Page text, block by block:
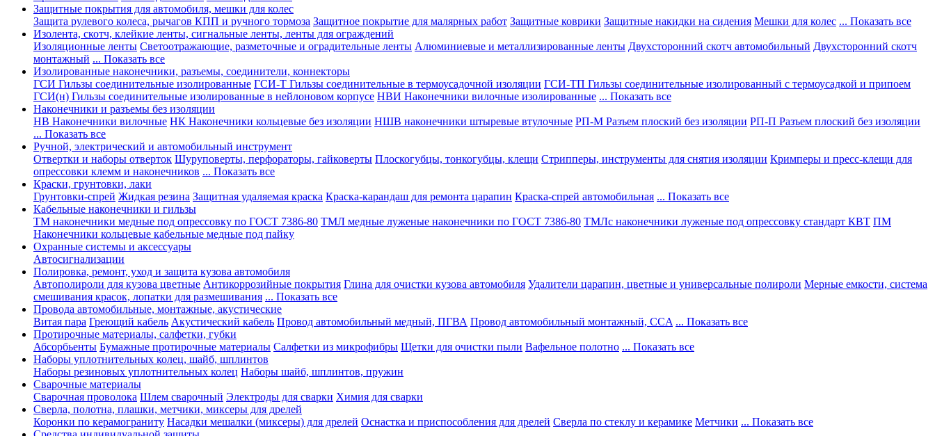
Защитные покрытия для автомобиля, мешки для колес
Защита рулевого колеса, рычагов КПП и ручного тормоза Защитное покрытие для малярных работ Защитные коврики Защитные накидки на сидения Мешки для колес ... Показать все
Изолента, скотч, клейкие ленты, сигнальные ленты, ленты для ограждений
Изоляционные ленты Светоотражающие, разметочные и оградительные ленты Алюминиевые и металлизированные ленты Двухсторонний скотч автомобильный Двухсторонний скотч
монтажный ... Показать все
Изолированные наконечники, разъемы, соединители, коннекторы
ГСИ Гильзы соединительные изолированные ГСИ-Т Гильзы соединительные в термоусадочной изоляции ГСИ-ТП Гильзы соединительные изолированный с термоусадкой и припоем
ГСИ(н) Гильзы соединительные изолированные в нейлоновом корпусе НВИ Наконечники вилочные изолированные ... Показать все
Наконечники и разъемы без изоляции
НВ Наконечники вилочные НК Наконечники кольцевые без изоляции НШВ наконечники штыревые втулочные РП-М Разъем плоский без изоляции РП-П Разъем плоский без изоляции
... Показать все
Ручной, электрический и автомобильный инструмент
Отвертки и наборы отверток Шуруповерты, перфораторы, гайковерты Плоскогубцы, тонкогубцы, клещи Стрипперы, инструменты для снятия изоляции Кримперы и пресс-клещи для
опрессовки клемм и наконечников ... Показать все
Краски, грунтовки, лаки
Грунтовки-спрей Жидкая резина Защитная удаляемая краска Краска-карандаш для ремонта царапин Краска-спрей автомобильная ... Показать все
Кабельные наконечники и гильзы
ТМ наконечники медные под опрессовку по ГОСТ 7386-80 ТМЛ медные луженые наконечники по ГОСТ 7386-80 ТМЛс наконечники луженые под опрессовку стандарт КВТ ПМ
Наконечники кольцевые кабельные медные под пайку
Охранные системы и аксессуары
Автосигнализации
Полировка, ремонт, уход и защита кузова автомобиля
Автополироли для кузова цветные Антикоррозийные покрытия Глина для очистки кузова автомобиля Удалители царапин, цветные и универсальные полироли Мерные емкости, система
смешивания красок, лопатки для размешивания ... Показать все
Провода автомобильные, монтажные, акустические
Витая пара Греющий кабель Акустический кабель Провод автомобильный медный, ПГВА Провод автомобильный монтажный, CCA ... Показать все
Протирочные материалы, салфетки, губки
Абсорбьенты Бумажные протирочные материалы Салфетки из микрофибры Щетки для очистки пыли Вафельное полотно ... Показать все
Наборы уплотнительных колец, шайб, шплинтов
Наборы резиновых уплотнительных колец Наборы шайб, шплинтов, пружин
Сварочные материалы
Сварочная проволока Шлем сварочный Электроды для сварки Химия для сварки
Сверла, полотна, плашки, метчики, миксеры для дрелей
Коронки по керамограниту Насадки мешалки (миксеры) для дрелей Оснастка и приспособления для дрелей Сверла по стеклу и керамике Метчики ... Показать все